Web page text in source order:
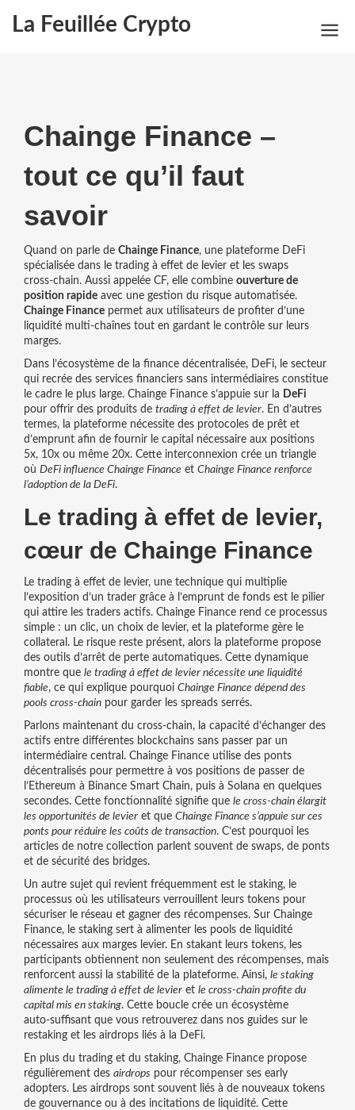
La Feuillée Crypto
Chainge Finance –
tout ce qu’il faut
savoir
Quand on parle de Chainge Finance, une plateforme DeFi
spécialisée dans le trading à effet de levier et les swaps
cross‑chain. Aussi appelée CF, elle combine ouverture de
position rapideavec une gestion du risque automatisée.
Chainge Financepermet aux utilisateurs de profiter d’une
liquidité multi‑chaînes tout en gardant le contrôle sur leurs
marges.
Dans l’écosystème de la finance décentralisée, DeFi, le secteur
qui recrée des services financiers sans intermédiairesconstitue
le cadre le plus large. Chainge Finance s’appuie sur la DeFi
pour offrir des produits de trading à effet de levier. En d’autres
termes, la plateforme nécessite des protocoles de prêt et
d’emprunt afin de fournir le capital nécessaire aux positions
5x, 10x ou même 20x. Cette interconnexion crée un triangle
où DeFi influence Chainge Finance et Chainge Finance renforce
l’adoption de la DeFi.
Le trading à effet de levier,
cœur de Chainge Finance
Le trading à effet de levier, une technique qui multiplie
l’exposition d’un trader grâce à l’emprunt de fondsest le pilier
qui attire les traders actifs. Chainge Finance rend ce processus
simple : un clic, un choix de levier, et la plateforme gère le
collateral. Le risque reste présent, alors la plateforme propose
des outils d’arrêt de perte automatiques. Cette dynamique
montre que le trading à effet de levier nécessite une liquidité
fiable, ce qui explique pourquoi Chainge Finance dépend des
pools cross‑chainpour garder les spreads serrés.
Parlons maintenant du cross‑chain, la capacité d’échanger des
actifs entre différentes blockchains sans passer par un
intermédiaire central . Chainge Finance utilise des ponts
décentralisés pour permettre à vos positions de passer de
l’Ethereum à Binance Smart Chain, puis à Solana en quelques
secondes. Cette fonctionnalité signifie que le cross‑chain élargit
les opportunités de levieret que Chainge Finance s’appuie sur ces
ponts pour réduire les coûts de transaction. C’est pourquoi les
articles de notre collection parlent souvent de swaps, de ponts
et de sécurité des bridges.
Un autre sujet qui revient fréquemment est le staking, le
processus où les utilisateurs verrouillent leurs tokens pour
sécuriser le réseau et gagner des récompenses. Sur Chainge
Finance, le staking sert à alimenter les pools de liquidité
nécessaires aux marges levier. En stakant leurs tokens, les
participants obtiennent non seulement des récompenses, mais
renforcent aussi la stabilité de la plateforme. Ainsi, le staking
alimente le trading à effet de levieret le cross‑chain profite du
capital mis en staking. Cette boucle crée un écosystème
auto‑suffisant que vous retrouverez dans nos guides sur le
restaking et les airdrops liés à la DeFi.
En plus du trading et du staking, Chainge Finance propose
régulièrement des airdrops pour récompenser ses early
adopters. Les airdrops sont souvent liés à de nouveaux tokens
de gouvernance ou à des incitations de liquidité. Cette